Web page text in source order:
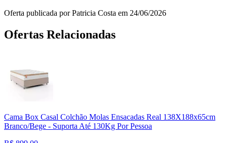
Oferta publicada por Patricia Costa em 24/06/2026
Ofertas Relacionadas
Cama Box Casal Colchão Molas Ensacadas Real 138X188x65cm
Branco/Bege - Suporta Até 130Kg Por Pessoa